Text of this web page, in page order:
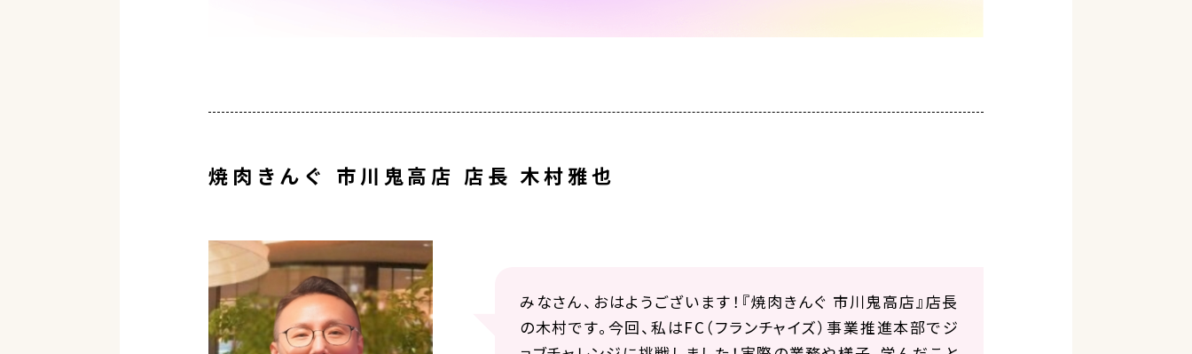
焼肉きんぐ 市川鬼高店 店長 木村雅也
みなさん、おはようございます！『焼肉きんぐ 市川鬼高店』店長
の木村です。今回、私はFC（フランチャイズ）事業推進本部でジ